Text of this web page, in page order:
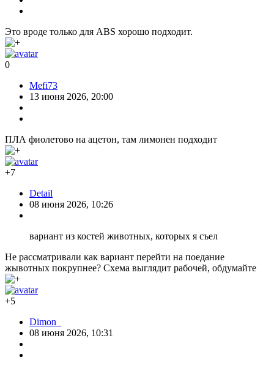
Это вроде только для ABS хорошо подходит.
0
Mefi73
13 июня 2026, 20:00
ПЛА фиолетово на ацетон, там лимонен подходит
+7
Detail
08 июня 2026, 10:26
вариант из костей животных, которых я съел
Не рассматривали как вариант перейти на поедание
жывотных покрупнее? Схема выглядит рабочей, обдумайте
+5
Dimon_
08 июня 2026, 10:31